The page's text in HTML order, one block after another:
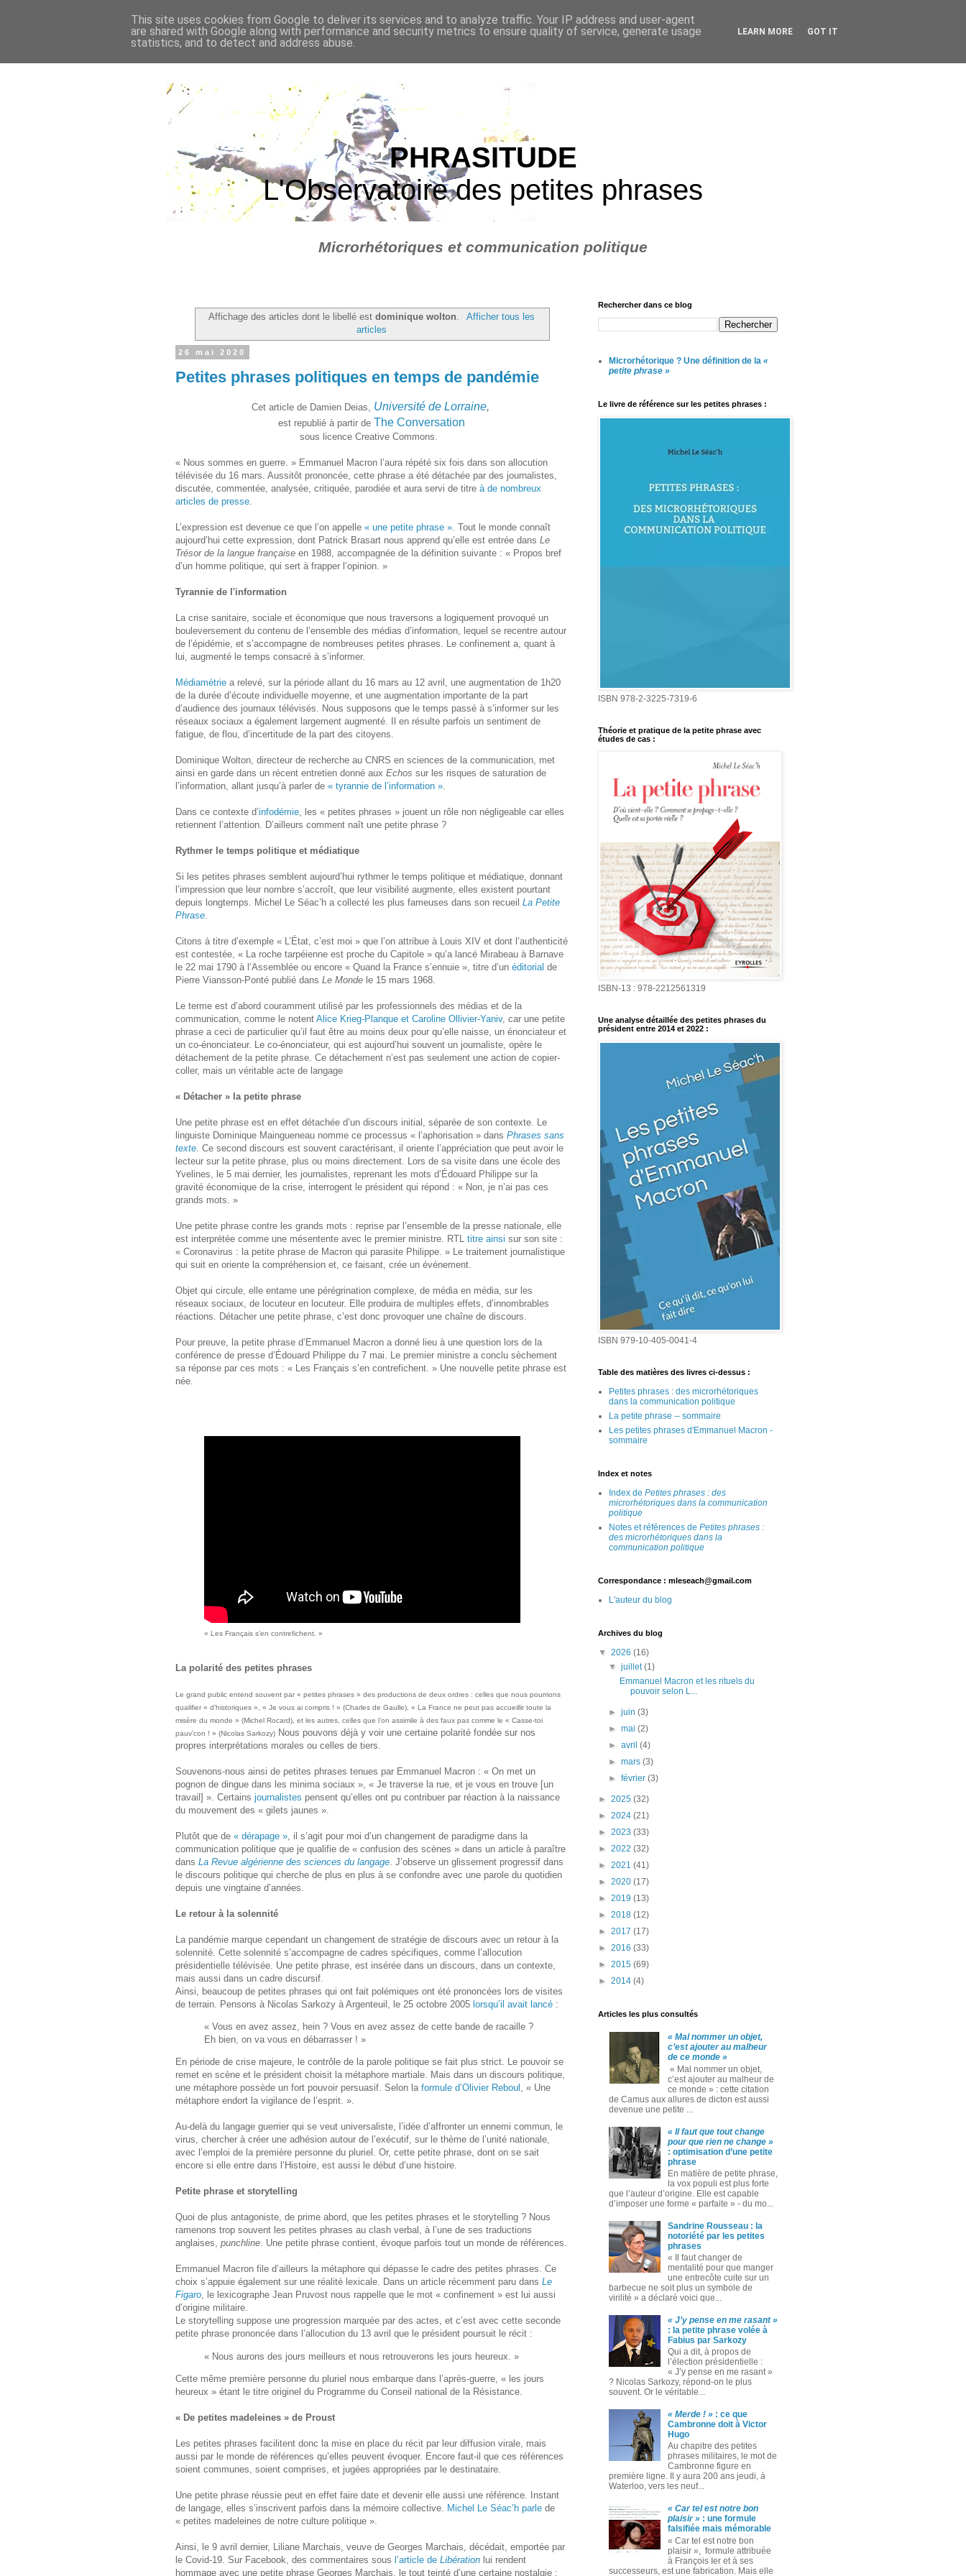
PHRASITUDE
L'Observatoire des petites phrases
Microrhétoriques et communication politique
Affichage des articles dont le libellé estdominique wolton
Afficher tous les
articles
26 mai 2020
Petites phrases politiques en temps de pandémie
Cet article de Damien Deias, Université de Lorraine,
est republié à partir de The Conversation
sous licence Creative Commons.
« Nous sommes en guerre. » Emmanuel Macron l’aura répété six fois dans son allocution
télévisée du 16 mars. Aussitôt prononcée, cette phrase a été détachée par des journalistes,
discutée, commentée, analysée, critiquée, parodiée et aura servi de titre à de nombreux
articles de presse
L’expression est devenue ce que l’on appelle « une petite phrase » . Tout le monde connaît
aujourd’hui cette expression, dont Patrick Brasart nous apprend qu’elle est entrée dans Le
Trésor de la langue française en 1988, accompagnée de la définition suivante : « Propos bref
d’un homme politique, qui sert à frapper l’opinion. »
Tyrannie de l'information
La crise sanitaire, sociale et économique que nous traversons a logiquement provoqué un
bouleversement du contenu de l’ensemble des médias d’information, lequel se recentre autour
de l’épidémie, et s’accompagne de nombreuses petites phrases. Le confinement a, quant à
lui, augmenté le temps consacré à s’informer.
Médiamétrie a relevé, sur la période allant du 16 mars au 12 avril, une augmentation de 1h20
de la durée d’écoute individuelle moyenne, et une augmentation importante de la part
d’audience des journaux télévisés. Nous supposons que le temps passé à s’informer sur les
réseaux sociaux a également largement augmenté. Il en résulte parfois un sentiment de
fatigue, de flou, d’incertitude de la part des citoyens.
Dominique Wolton, directeur de recherche au CNRS en sciences de la communication, met
ainsi en garde dans un récent entretien donné aux Echos sur les risques de saturation de
l’information, allant jusqu’à parler de « tyrannie de l’information »
Dans ce contexte d’infodémie , les « petites phrases » jouent un rôle non négligeable car elles
retiennent l’attention. D’ailleurs comment naît une petite phrase ?
Rythmer le temps politique et médiatique
Si les petites phrases semblent aujourd’hui rythmer le temps politique et médiatique, donnant
l’impression que leur nombre s’accroît, que leur visibilité augmente, elles existent pourtant
depuis longtemps. Michel Le Séac’h a collecté les plus fameuses dans son recueil La Petite
Phrase
Citons à titre d’exemple « L’État, c’est moi » que l’on attribue à Louis XIV et dont l’authenticité
est contestée, « La roche tarpéienne est proche du Capitole » qu’a lancé Mirabeau à Barnave
le 22 mai 1790 à l’Assemblée ou encore « Quand la France s’ennuie », titre d’un éditorial de
Pierre Viansson-Ponté publié dans Le Monde le 15 mars 1968.
Le terme est d’abord couramment utilisé par les professionnels des médias et de la
communication, comme le notent Alice Krieg-Planque et Caroline Ollivier-Yaniv, car une petite
phrase a ceci de particulier qu’il faut être au moins deux pour qu’elle naisse, un énonciateur et
un co-énonciateur. Le co-énonciateur, qui est aujourd’hui souvent un journaliste, opère le
détachement de la petite phrase. Ce détachement n’est pas seulement une action de copier-
coller, mais un véritable acte de langage
« Détacher » la petite phrase
Une petite phrase est en effet détachée d’un discours initial, séparée de son contexte. Le
linguiste Dominique Maingueneau nomme ce processus « l’aphorisation » dans Phrases sans
texte . Ce second discours est souvent caractérisant, il oriente l’appréciation que peut avoir le
lecteur sur la petite phrase, plus ou moins directement. Lors de sa visite dans une école des
Yvelines, le 5 mai dernier, les journalistes, reprenant les mots d’Édouard Philippe sur la
gravité économique de la crise, interrogent le président qui répond : « Non, je n’ai pas ces
grands mots. »
Une petite phrase contre les grands mots : reprise par l’ensemble de la presse nationale, elle
est interprétée comme une mésentente avec le premier ministre. RTL titre ainsi sur son site :
« Coronavirus : la petite phrase de Macron qui parasite Philippe. » Le traitement journalistique
qui suit en oriente la compréhension et, ce faisant, crée un événement.
Objet qui circule, elle entame une pérégrination complexe, de média en média, sur les
réseaux sociaux, de locuteur en locuteur. Elle produira de multiples effets, d’innombrables
réactions. Détacher une petite phrase, c’est donc provoquer une chaîne de discours.
Pour preuve, la petite phrase d’Emmanuel Macron a donné lieu à une question lors de la
conférence de presse d’Édouard Philippe du 7 mai. Le premier ministre a conclu sèchement
sa réponse par ces mots : « Les Français s’en contrefichent. » Une nouvelle petite phrase est
née.
« Les Français s’en contrefichent. »
La polarité des petites phrases
Le grand public entend souvent par « petites phrases » des productions de deux ordres : celles que nous pourrions
qualifier « d’historiques », « Je vous ai compris ! » (Charles de Gaulle), « La France ne peut pas accueillir toute la
misère du monde » (Michel Rocard), et les autres, celles que l’on assimile à des faux pas comme le « Casse-toi
pauv’con ! » (Nicolas Sarkozy) Nous pouvons déjà y voir une certaine polarité fondée sur nos
propres interprétations morales ou celles de tiers.
Souvenons-nous ainsi de petites phrases tenues par Emmanuel Macron : « On met un
pognon de dingue dans les minima sociaux », « Je traverse la rue, et je vous en trouve [un
travail] ». Certains journalistes pensent qu’elles ont pu contribuer par réaction à la naissance
du mouvement des « gilets jaunes ».
Plutôt que de « dérapage » , il s’agit pour moi d’un changement de paradigme dans la
communication politique que je qualifie de « confusion des scènes » dans un article à paraître
dans La Revue algérienne des sciences du langage . J’observe un glissement progressif dans
le discours politique qui cherche de plus en plus à se confondre avec une parole du quotidien
depuis une vingtaine d’années.
Le retour à la solennité
La pandémie marque cependant un changement de stratégie de discours avec un retour à la
solennité. Cette solennité s’accompagne de cadres spécifiques, comme l’allocution
présidentielle télévisée. Une petite phrase, est insérée dans un discours, dans un contexte,
mais aussi dans un cadre discursif.
Ainsi, beaucoup de petites phrases qui ont fait polémiques ont été prononcées lors de visites
de terrain. Pensons à Nicolas Sarkozy à Argenteuil, le 25 octobre 2005 lorsqu’il avait lancé :
« Vous en avez assez, hein ? Vous en avez assez de cette bande de racaille ?
Eh bien, on va vous en débarrasser ! »
En période de crise majeure, le contrôle de la parole politique se fait plus strict. Le pouvoir se
remet en scène et le président choisit la métaphore martiale. Mais dans un discours politique,
une métaphore possède un fort pouvoir persuasif. Selon la formule d’Olivier Reboul , « Une
métaphore endort la vigilance de l’esprit. ».
Au-delà du langage guerrier qui se veut universaliste, l’idée d’affronter un ennemi commun, le
virus, chercher à créer une adhésion autour de l’exécutif, sur le thème de l’unité nationale,
avec l’emploi de la première personne du pluriel. Or, cette petite phrase, dont on se sait
encore si elle entre dans l’Histoire, est aussi le début d’une histoire.
Petite phrase et storytelling
Quoi de plus antagoniste, de prime abord, que les petites phrases et le storytelling ? Nous
ramenons trop souvent les petites phrases au clash verbal, à l’une de ses traductions
anglaises, punchline. Une petite phrase contient, évoque parfois tout un monde de références.
Emmanuel Macron file d’ailleurs la métaphore qui dépasse le cadre des petites phrases. Ce
choix s’appuie également sur une réalité lexicale. Dans un article récemment paru dans Le
Figaro, le lexicographe Jean Pruvost nous rappelle que le mot « confinement » est lui aussi
d’origine militaire.
Le storytelling suppose une progression marquée par des actes, et c’est avec cette seconde
petite phrase prononcée dans l’allocution du 13 avril que le président poursuit le récit :
« Nous aurons des jours meilleurs et nous retrouverons les jours heureux. »
Cette même première personne du pluriel nous embarque dans l’après-guerre, « les jours
heureux » étant le titre originel du Programme du Conseil national de la Résistance.
« De petites madeleines » de Proust
Les petites phrases facilitent donc la mise en place du récit par leur diffusion virale, mais
aussi par le monde de références qu’elles peuvent évoquer. Encore faut-il que ces références
soient communes, soient comprises, et jugées appropriées par le destinataire.
Une petite phrase réussie peut en effet faire date et devenir elle aussi une référence. Instant
de langage, elles s’inscrivent parfois dans la mémoire collective. Michel Le Séac’h parle de
« petites madeleines de notre culture politique ».
Ainsi, le 9 avril dernier, Liliane Marchais, veuve de Georges Marchais, décédait, emportée par
le Covid-19. Sur Facebook, des commentaires sous l’article de Libération lui rendent
hommage avec une petite phrase Georges Marchais, le tout teinté d’une certaine nostalgie :
Rechercher dans ce blog
Microrhétorique ? Une définition de la «
petite phrase »
Le livre de référence sur les petites phrases :
ISBN 978-2-3225-7319-6
Théorie et pratique de la petite phrase avec
études de cas :
ISBN-13 : 978-2212561319
Une analyse détaillée des petites phrases du
président entre 2014 et 2022 :
ISBN 979-10-405-0041-4
Table des matières des livres ci-dessus :
Petites phrases : des microrhétoriques
dans la communication politique
La petite phrase -- sommaire
Les petites phrases d'Emmanuel Macron -
sommaire
Index et notes
Index de Petites phrases : des
microrhétoriques dans la communication
politique
Notes et références de Petites phrases :
des microrhétoriques dans la
communication politique
Correspondance : mleseach@gmail.com
L'auteur du blog
Archives du blog
▼ 2026 (16)
▼juillet(1)
Emmanuel Macron et les rituels du
pouvoir selon L...
►juin(3)
►mai(2)
►avril(4)
►mars(3)
►février(3)
► 2025 (32)
► 2024 (21)
► 2023 (33)
► 2022 (32)
► 2021 (41)
► 2020 (17)
► 2019 (13)
► 2018 (12)
► 2017 (17)
► 2016 (33)
► 2015 (69)
► 2014 (4)
Articles les plus consultés
« Mal nommer un objet,
c’est ajouter au malheur
de ce monde »
« Mal nommer un objet,
c’est ajouter au malheur de
ce monde » : cette citation
de Camus aux allures de dicton est aussi
devenue une petite ...
« Il faut que tout change
pour que rien ne change »
: optimisation d’une petite
phrase
En matière de petite phrase,
la vox populi est plus forte
que l’auteur d’origine. Elle est capable
d’imposer une forme « parfaite » ‑ du mo...
Sandrine Rousseau : la
notoriété par les petites
phrases
« Il faut changer de
mentalité pour que manger
une entrecôte cuite sur un
barbecue ne soit plus un symbole de
virilité » a déclaré voici que...
« J’y pense en me rasant »
: la petite phrase volée à
Fabius par Sarkozy
Qui a dit, à propos de
l’élection présidentielle :
« J’y pense en me rasant »
? Nicolas Sarkozy, répond-on le plus
souvent. Or le véritable...
« Merde ! »: ce que
Cambronne doit à Victor
Hugo
Au chapitre des petites
phrases militaires, le mot de
Cambronne figure en
première ligne. Il y aura 200 ans jeudi, à
Waterloo, vers les neuf...
« Car tel est notre bon
plaisir »: une formule
falsifiée mais mémorable
« Car tel est notre bon
plaisir », formule attribuée
à François Ier et à ses
successeurs, est une fabrication. Mais elle
This site uses cookies from Google to deliver its services and to analyze traffic. Your IP address and user-agent
are shared with Google along with performance and security metrics to ensure quality of service, generate usage
statistics, and to detect and address abuse.
LEARN MORE GOT IT